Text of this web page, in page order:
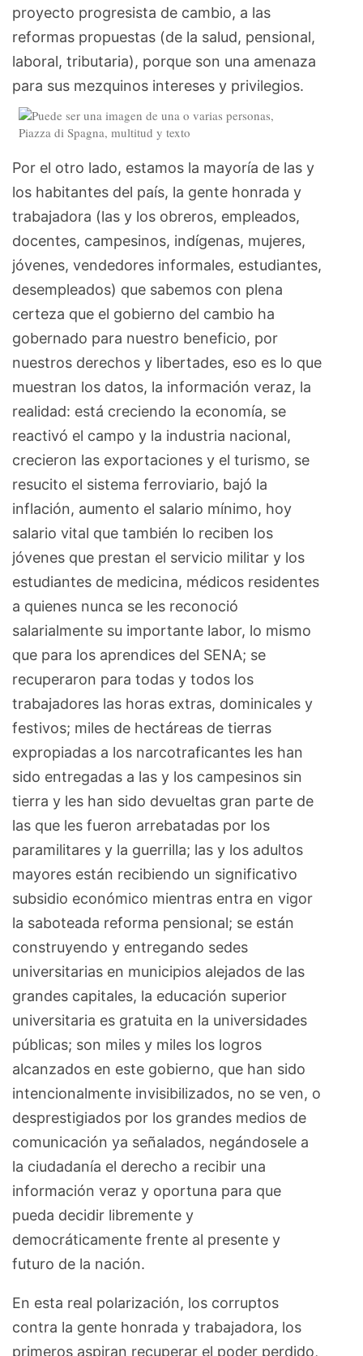
proyecto progresista de cambio, a las
reformas propuestas (de la salud, pensional,
laboral, tributaria), porque son una amenaza
para sus mezquinos intereses y privilegios.
Por el otro lado, estamos la mayoría de las y
los habitantes del país, la gente honrada y
trabajadora (las y los obreros, empleados,
docentes, campesinos, indígenas, mujeres,
jóvenes, vendedores informales, estudiantes,
desempleados) que sabemos con plena
certeza que el gobierno del cambio ha
gobernado para nuestro beneficio, por
nuestros derechos y libertades, eso es lo que
muestran los datos, la información veraz, la
realidad: está creciendo la economía, se
reactivó el campo y la industria nacional,
crecieron las exportaciones y el turismo, se
resucito el sistema ferroviario, bajó la
inflación, aumento el salario mínimo, hoy
salario vital que también lo reciben los
jóvenes que prestan el servicio militar y los
estudiantes de medicina, médicos residentes
a quienes nunca se les reconoció
salarialmente su importante labor, lo mismo
que para los aprendices del SENA; se
recuperaron para todas y todos los
trabajadores las horas extras, dominicales y
festivos; miles de hectáreas de tierras
expropiadas a los narcotraficantes les han
sido entregadas a las y los campesinos sin
tierra y les han sido devueltas gran parte de
las que les fueron arrebatadas por los
paramilitares y la guerrilla; las y los adultos
mayores están recibiendo un significativo
subsidio económico mientras entra en vigor
la saboteada reforma pensional; se están
construyendo y entregando sedes
universitarias en municipios alejados de las
grandes capitales, la educación superior
universitaria es gratuita en la universidades
públicas; son miles y miles los logros
alcanzados en este gobierno, que han sido
intencionalmente invisibilizados, no se ven, o
desprestigiados por los grandes medios de
comunicación ya señalados, negándosele a
la ciudadanía el derecho a recibir una
información veraz y oportuna para que
pueda decidir libremente y
democráticamente frente al presente y
futuro de la nación.
En esta real polarización, los corruptos
contra la gente honrada y trabajadora, los
primeros aspiran recuperar el poder perdido,